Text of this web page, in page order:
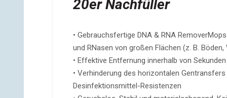
20er Nachfüller
• Gebrauchsfertige DNA & RNA
und RNasen von großen Flächen (z. B. Böden,
• Effektive Entfernung innerhalb von
• Verhinderung des horizontalen
Desinfektionsmittel-Resistenzen